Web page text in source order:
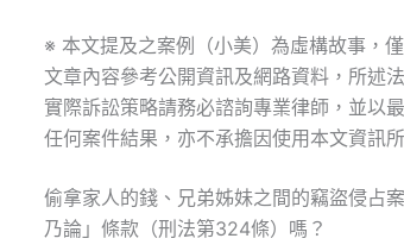
※ 本文提及之案例（小美）為虛構故事，
文章內容參考公開資訊及網路資料，所述
實際訴訟策略請務必諮詢專業律師，並以
任何案件結果，亦不承擔因使用本文資訊
偷拿家人的錢、兄弟姊妹之間的竊盜侵占
乃論」條款（刑法第324條）嗎？